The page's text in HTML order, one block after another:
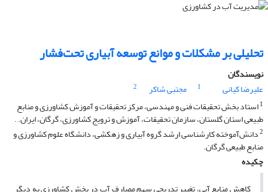
تحلیلی بر مشکلات و موانع توسعه آبیاری تحت‌فشار
نویسندگان
علیرضا کیانی
1 مجتبی شاکر
2
1استاد بخش تحقیقات فنی و مهندسی، مرکز تحقیقات و آموزش کشاورزی و منابع
طبیعی استان گلستان، سازمان تحقیقات، آموزش و ترویج کشاورزی، گرگان، ایران. .
2دانش‌آموخته کارشناسی ارشد گروه آبیاری و زهکشی، دانشگاه علوم کشاورزی و
منابع طبیعی گرگان.
چکیده